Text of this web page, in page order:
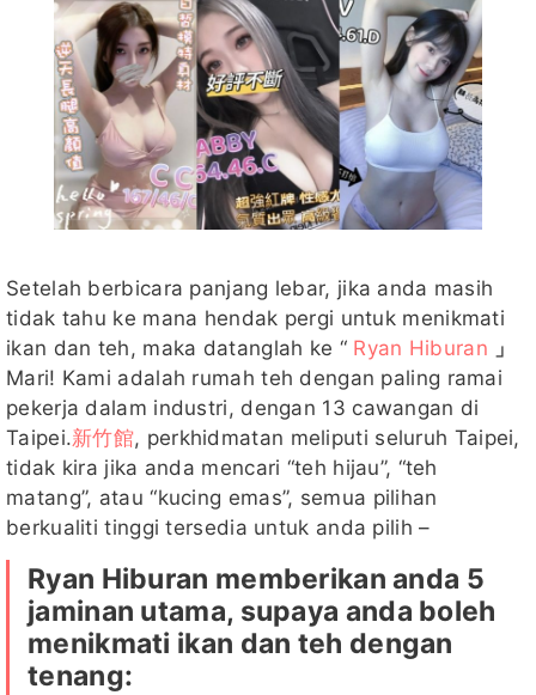
Setelah berbicara panjang lebar, jika anda masih
tidak tahu ke mana hendak pergi untuk menikmati
ikan dan teh, maka datanglah ke “Ryan Hiburan 」
Mari! Kami adalah rumah teh dengan paling ramai
pekerja dalam industri, dengan 13 cawangan di
Taipei.新竹館, perkhidmatan meliputi seluruh Taipei,
tidak kira jika anda mencari “teh hijau”, “teh
matang”, atau “kucing emas”, semua pilihan
berkualiti tinggi tersedia untuk anda pilih –
Ryan Hiburan memberikan anda 5
jaminan utama, supaya anda boleh
menikmati ikan dan teh dengan
tenang: